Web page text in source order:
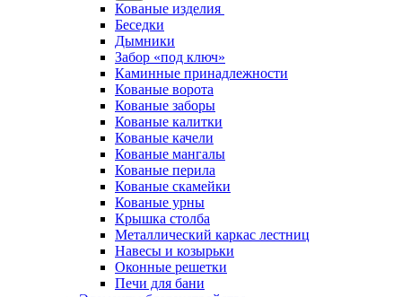
Кованые изделия
Беседки
Дымники
Забор «под ключ»
Каминные принадлежности
Кованые ворота
Кованые заборы
Кованые калитки
Кованые качели
Кованые мангалы
Кованые перила
Кованые скамейки
Кованые урны
Крышка столба
Металлический каркас лестниц
Навесы и козырьки
Оконные решетки
Печи для бани